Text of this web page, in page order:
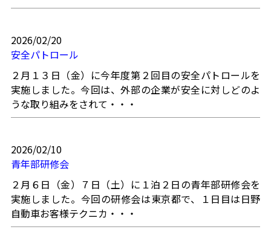
2026/02/20
安全パトロール
２月１３日（金）に今年度第２回目の安全パトロールを
実施しました。今回は、外部の企業が安全に対しどのよ
うな取り組みをされて・・・
2026/02/10
青年部研修会
２月６日（金）７日（土）に１泊２日の青年部研修会を
実施しました。今回の研修会は東京都で、１日目は日野
自動車お客様テクニカ・・・